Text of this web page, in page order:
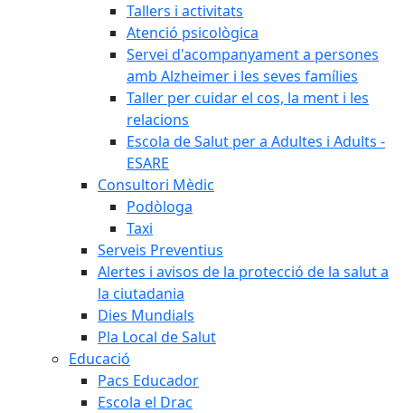
Tallers i activitats
Atenció psicològica
Servei d'acompanyament a persones
amb Alzheimer i les seves famílies
Taller per cuidar el cos, la ment i les
relacions
Escola de Salut per a Adultes i Adults -
ESARE
Consultori Mèdic
Podòloga
Taxi
Serveis Preventius
Alertes i avisos de la protecció de la salut a
la ciutadania
Dies Mundials
Pla Local de Salut
Educació
Pacs Educador
Escola el Drac